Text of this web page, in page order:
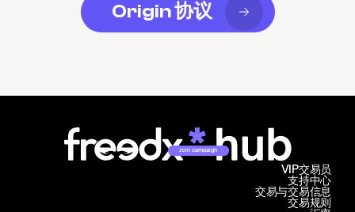
Origin 协议
Join campaign
支持中心
交易与交易信息
VIP交易员
交易规则